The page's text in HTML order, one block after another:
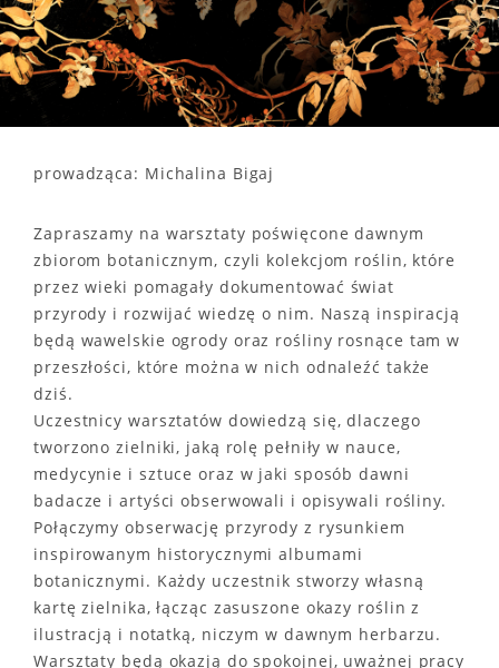
prowadząca: Michalina Bigaj
Zapraszamy na warsztaty poświęcone dawnym
zbiorom botanicznym, czyli kolekcjom roślin, które
przez wieki pomagały dokumentować świat
przyrody i rozwijać wiedzę o nim. Naszą inspiracją
będą wawelskie ogrody oraz rośliny rosnące tam w
przeszłości, które można w nich odnaleźć także
dziś.
Uczestnicy warsztatów dowiedzą się, dlaczego
tworzono zielniki, jaką rolę pełniły w nauce,
medycynie i sztuce oraz w jaki sposób dawni
badacze i artyści obserwowali i opisywali rośliny.
Połączymy obserwację przyrody z rysunkiem
inspirowanym historycznymi albumami
botanicznymi. Każdy uczestnik stworzy własną
kartę zielnika, łącząc zasuszone okazy roślin z
ilustracją i notatką, niczym w dawnym herbarzu.
Warsztaty będą okazją do spokojnej, uważnej pracy